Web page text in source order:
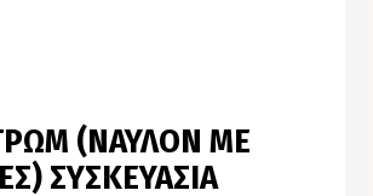
(ΝΑΥΛΟΝ ΜΕ
ΣΥΣΚΕΥΑΣΙΑ